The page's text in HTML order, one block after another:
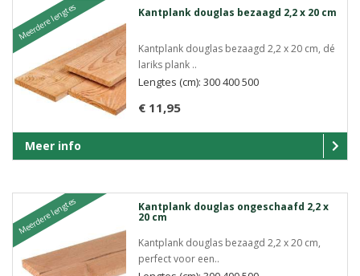
Meerdere lengtes Kantplank douglas bezaagd 2,2 x 20 cm
Kantplank douglas bezaagd 2,2 x 20 cm, dé
lariks plank ..
€ 11,95
Lengtes (cm): 300 400 500
Meer info
Meerdere lengtes Kantplank douglas ongeschaafd 2,2 x
20 cm
Kantplank douglas bezaagd 2,2 x 20 cm,
perfect voor een..